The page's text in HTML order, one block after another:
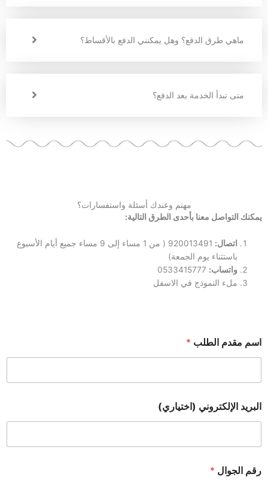
ماهي طرق الدفع؟ وهل يمكنني الدفع بالأقساط؟
متى تبدأ الخدمة بعد الدفع؟
مهتم وعندك أسئلة واستفسارات؟
يمكنك التواصل معنا بأحدى الطرق التالية:
اتصال:
920013491 ( من 1 مساء إلى 9 مساء جميع أيام الأسبوع
باستثناء يوم الجمعة)
واتساب:
ملء النموذج في الاسفل
اسم مقدم الطلب *
البريد الإلكتروني (اختياري)
رقم الجوال *